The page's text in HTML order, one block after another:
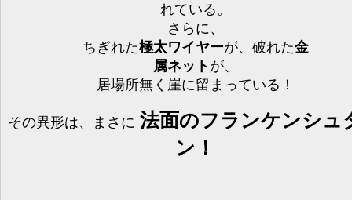
れている。
さらに、
ちぎれた極太ワイヤーが、破れた金
属ネット が、
居場所無く崖に留まっている！
その異形は、まさに 法面のフランケンシュ
ン！